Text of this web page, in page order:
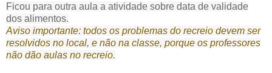
Ficou para outra aula a atividade sobre data de validade
dos alimentos.
Aviso importante: todos os problemas do recreio devem ser
resolvidos no local, e não na classe, porque os professores
não dão aulas no recreio.